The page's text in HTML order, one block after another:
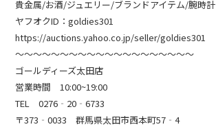
貴金属/お酒/ジュエリー/ブランドアイテム/腕時計
ヤフオクID：goldies301
https://auctions.yahoo.co.jp/seller/goldies301
～～～～～～～～～～～～～～～～～～～～
ゴールディーズ太田店
営業時間 10:00~19:00
TEL 0276‐20‐6733
〒373‐0033 群馬県太田市西本町57‐4